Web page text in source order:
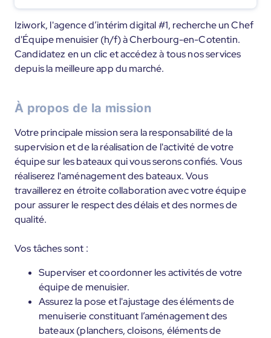
Iziwork, l'agence d’intérim digital #1, recherche un Chef
d'Équipe menuisier (h/f) à Cherbourg-en-Cotentin.
Candidatez en un clic et accédez à tous nos services
depuis la meilleure app du marché.
À propos de la mission
Votre principale mission sera la responsabilité de la
supervision et de la réalisation de l'activité de votre
équipe sur les bateaux qui vous serons confiés. Vous
réaliserez l'aménagement des bateaux. Vous
travaillerez en étroite collaboration avec votre équipe
pour assurer le respect des délais et des normes de
qualité.
Vos tâches sont :
Superviser et coordonner les activités de votre
équipe de menuisier.
Assurez la pose et l'ajustage des éléments de
menuiserie constituant l’aménagement des
bateaux (planchers, cloisons, éléments de